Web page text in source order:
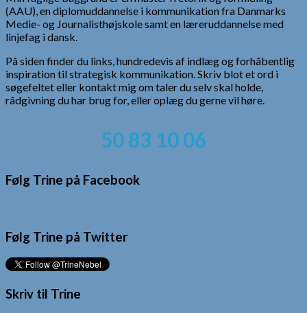
(AAU), en diplomuddannelse i kommunikation fra Danmarks
Medie- og Journalisthøjskole samt en læreruddannelse med
linjefag i dansk.
På siden finder du links, hundredevis af indlæg og forhåbentlig
inspiration til strategisk kommunikation. Skriv blot et ord i
søgefeltet eller kontakt mig om taler du selv skal holde,
rådgivning du har brug for, eller oplæg du gerne vil høre.
50 83 10 06
Følg Trine på Facebook
Følg Trine på Twitter
Skriv til Trine